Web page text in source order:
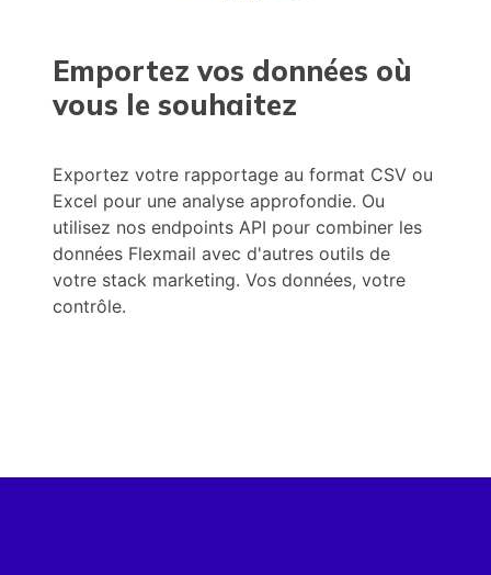
Emportez vos données où
vous le souhaitez
Exportez votre rapportage au format CSV ou
Excel pour une analyse approfondie. Ou
utilisez nos endpoints API pour combiner les
données Flexmail avec d'autres outils de
votre stack marketing. Vos données, votre
contrôle.